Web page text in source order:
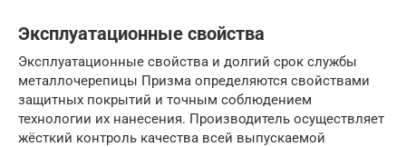
Эксплуатационные свойства
Эксплуатационные свойства и долгий срок службы
металлочерепицы Призма определяются свойствами
защитных покрытий и точным соблюдением
технологии их нанесения. Производитель осуществляет
жёсткий контроль качества всей выпускаемой